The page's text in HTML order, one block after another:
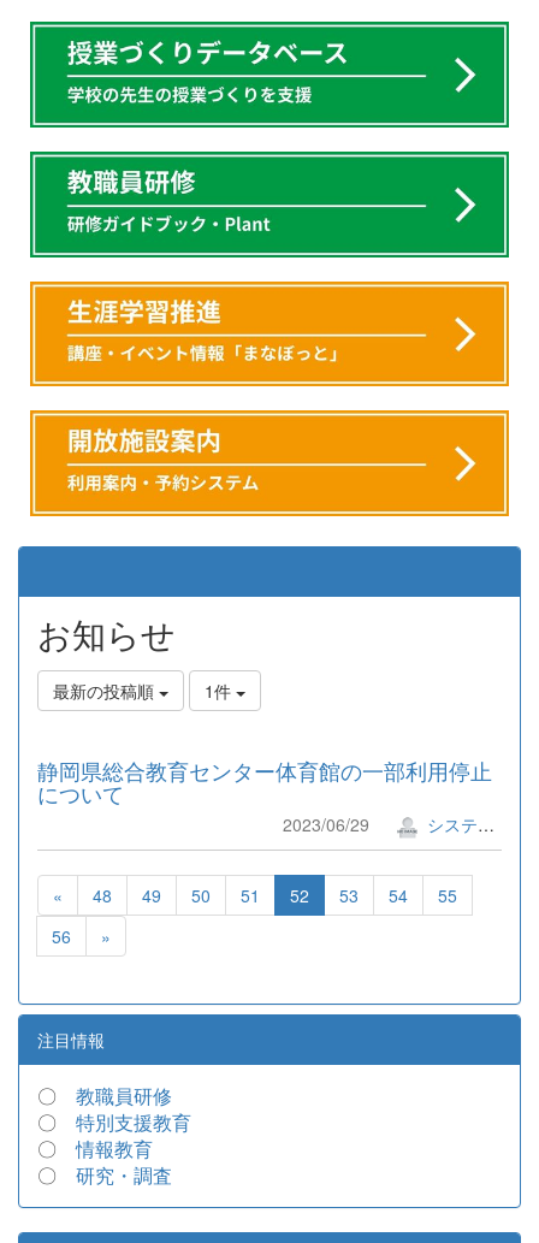
お知らせ
最新の投稿順 1件
静岡県総合教育センター体育館の一部利用停止
について
2023/06/29 システム管理者
« 48 49 50 51 52 53 54
55
56
»
注目情報
〇 教職員研修
〇 特別支援教育
〇情報教育
〇 研究・調査